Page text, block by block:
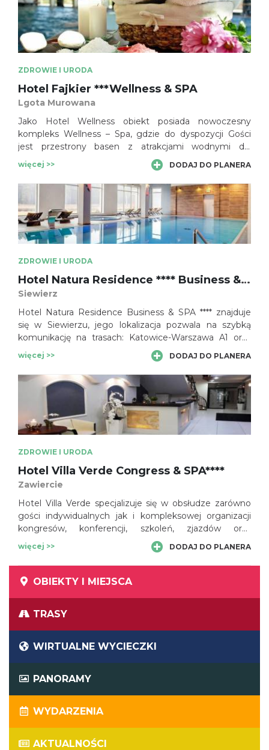
ostańców. 511 MEDI SPA zaprasza do ekskluzywnego
świata zabiegów na twarz i ciało opartych na wiodących
markach kosmetycznych Ericson Laboratoire i Obagi
Medical, gdzie o piękno i komfort gości troszczy się
wykwalifikowany personel.
ZDROWIE I URODA
Hotel Fajkier ***Wellness & SPA
Lgota Murowana
Jako Hotel Wellness obiekt posiada nowoczesny
kompleks Wellness – Spa, gdzie do dyspozycji Gości
jest przestrony basen z atrakcjami wodnymi dla
dorosłych i dla dzieci, dla których przygotowano
ponadto bezpieczny brodzik; obiekt zachęca też do
skorzystania z dodatkowych atrakcji Spa – Wellness, w
tym jacuzzi, strefy saun oraz gabinetów zabiegowych
wraz z szeroką gamą zabiegów Spa. Cisza, spokój, brak
miejskiego zgiełku oraz bliskość urzekającej przyrody i
atrakcje Jury Krakowsko - Częstochowskiej to atuty
obiektu.
więcej >> DODAJ DO PLANERA
ZDROWIE I URODA
Hotel Natura Residence **** Business & SPA
Siewierz
Hotel Natura Residence Business & SPA **** znajduje
się w Siewierzu, jego lokalizacja pozwala na szybką
komunikację na trasach: Katowice-Warszawa A1 oraz
szybki dostęp do lotniska w Katowicach-Pyrzowicach
(10 km). Hotel oferuje usługi SPA. Mitologia rzymska
mówi, że bogini piękna i miłości Wenus narodziła się z
morskiej piany. Tak więc woda zawsze była początkiem,
głównym składnikiem i pierwiastkiem dbającym o
dobre i prawdziwe piękno każdego z nas.
więcej >> DODAJ DO PLANERA
ZDROWIE I URODA
Hotel Villa Verde Congress & SPA****
Zawiercie
Hotel Villa Verde specjalizuje się w obsłudze zarówno
gości indywidualnych jak i kompleksowej organizacji
kongresów, konferencji, szkoleń, zjazdów oraz
wyjazdów integracyjnych itp. Instytut SPA Villa Verde to
zdrowie, relaks, piękno i harmonia duszy i ciała.
więcej >> DODAJ DO PLANERA
OBIEKTY I MIEJSCA
TRASY
WIRTUALNE WYCIECZKI
PANORAMY
WYDARZENIA
AKTUALNOŚCI